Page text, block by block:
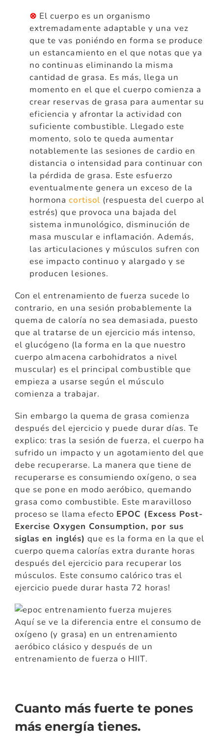
⊗ El cuerpo es un organismo
extremadamente adaptable y una vez
que te vas poniéndo en forma se produce
un estancamiento en el que notas que ya
no continuas eliminando la misma
cantidad de grasa. Es más, llega un
momento en el que el cuerpo comienza a
crear reservas de grasa para aumentar su
eficiencia y afrontar la actividad con
suficiente combustible. Llegado este
momento, solo te queda aumentar
notablemente las sesiones de cardio en
distancia o intensidad para continuar con
la pérdida de grasa. Este esfuerzo
eventualmente genera un exceso de la
hormonacortisol (respuesta del cuerpo al
estrés) que provoca una bajada del
sistema inmunológico, disminución de
masa muscular e inflamación. Además,
las articulaciones y músculos sufren con
ese impacto continuo y alargado y se
producen lesiones.
Con el entrenamiento de fuerza sucede lo
contrario, en una sesión probablemente la
quema de caloría no sea demasiada, puesto
que al tratarse de un ejercicio más intenso,
el glucógeno (la forma en la que nuestro
cuerpo almacena carbohidratos a nivel
muscular) es el principal combustible que
empieza a usarse según el músculo
comienza a trabajar.
Sin embargo la quema de grasa comienza
después del ejercicio y puede durar días. Te
explico: tras la sesión de fuerza, el cuerpo ha
sufrido un impacto y un agotamiento del que
debe recuperarse. La manera que tiene de
recuperarse es consumiendo oxígeno, o sea
que se pone en modo aeróbico, quemando
grasa como combustible. Este maravilloso
proceso se llama efecto EPOC (Excess Post-
Exercise Oxygen Consumption, por sus
siglas en inglés) que es la forma en la que el
cuerpo quema calorías extra durante horas
después del ejercicio para recuperar los
músculos. Este consumo calórico tras el
ejercicio puede durar hasta 72 horas!
Aquí se ve la diferencia entre el consumo de
oxígeno (y grasa) en un entrenamiento
aeróbico clásico y después de un
entrenamiento de fuerza o HIIT.
Cuanto más fuerte te pones
más energía tienes.